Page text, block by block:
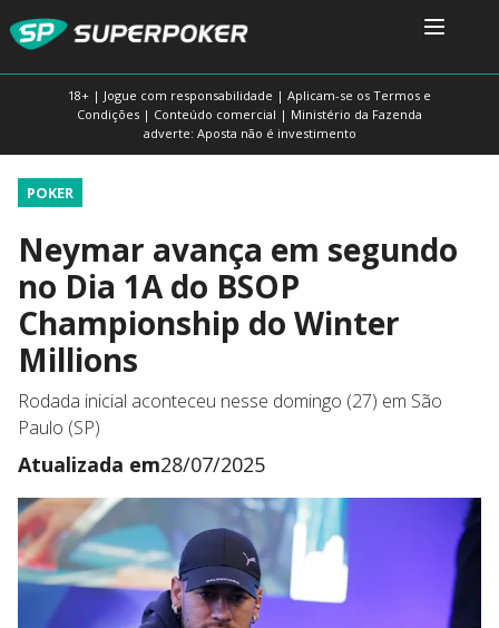
18+ | Jogue com responsabilidade | Aplicam-se os Termos e
Condições | Conteúdo comercial | Ministério da Fazenda
adverte: Aposta não é investimento
POKER
Neymar avança em segundo
no Dia 1A do BSOP
Championship do Winter
Millions
Rodada inicial aconteceu nesse domingo (27) em São
Paulo (SP)
Atualizada em28/07/2025